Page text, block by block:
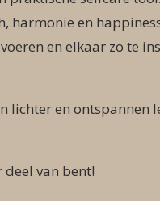
harmonie en
en elkaar zo te
lichter en ontspannen
van bent!